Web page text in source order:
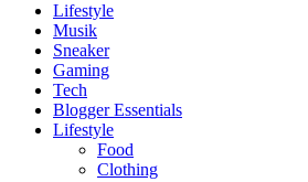
Lifestyle
Musik
Sneaker
Gaming
Tech
Blogger Essentials
Lifestyle
Food
Clothing